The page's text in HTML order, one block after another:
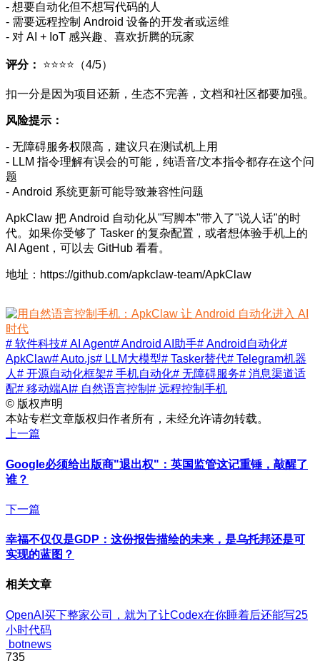
- 想要自动化但不想写代码的人
- 需要远程控制 Android 设备的开发者或运维
- 对 AI + IoT 感兴趣、喜欢折腾的玩家
评分： ⭐⭐⭐⭐（4/5）
扣一分是因为项目还新，生态不完善，文档和社区都要加强。
风险提示：
- 无障碍服务权限高，建议只在测试机上用
- LLM 指令理解有误会的可能，纯语音/文本指令都存在这个问
题
- Android 系统更新可能导致兼容性问题
ApkClaw 把 Android 自动化从"写脚本"带入了"说人话"的时
代。如果你受够了 Tasker 的复杂配置，或者想体验手机上的
AI Agent，可以去 GitHub 看看。
地址：https://github.com/apkclaw-team/ApkClaw
# 软件科技# AI Agent# Android AI助手# Android自动化#
ApkClaw# Auto.js# LLM大模型# Tasker替代# Telegram机器
人# 开源自动化框架# 手机自动化# 无障碍服务# 消息渠道适
配# 移动端AI # 自然语言控制 # 远程控制手机
© 版权声明
本站专栏文章版权归作者所有，未经允许请勿转载。
上一篇
Google必须给出版商"退出权"：英国监管这记重锤，敲醒了
谁？
下一篇
幸福不仅仅是GDP：这份报告描绘的未来，是乌托邦还是可
实现的蓝图？
相关文章
OpenAI买下整家公司，就为了让Codex在你睡着后还能写25
小时代码
botnews
735